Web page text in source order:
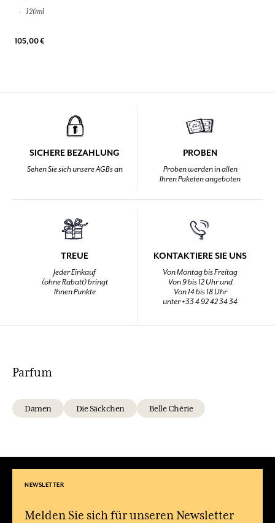
120ml
105,00 €
SICHERE BEZAHLUNG
Sehen Sie sich unsere AGBs an
PROBEN
Proben werden in allen
Ihren Paketen angeboten
TREUE
Jeder Einkauf
(ohne Rabatt) bringt
Ihnen Punkte
KONTAKTIERE SIE UNS
Von Montag bis Freitag
Von 9 bis 12 Uhr und
Von 14 bis 18 Uhr
unter +33 4 92 42 34 34
Parfum
Damen Die Säckchen Belle Chérie
NEWSLETTER
Melden Sie sich für unseren Newsletter